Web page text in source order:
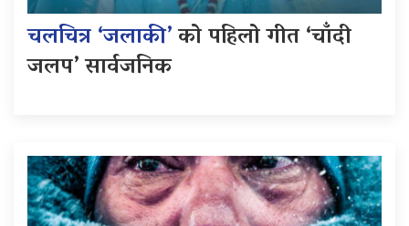
चलचित्र ‘जलाकी’को पहिलो गीत ‘चाँदी
जलप’ सार्वजनिक